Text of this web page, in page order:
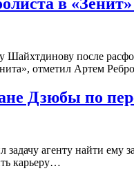
Шайхтдинову после
отметил Артем
Дзюбы по
задачу агенту найти
карьеру…